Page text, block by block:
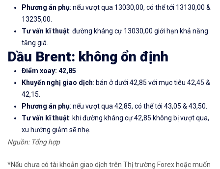
Phương án phụ: nếu vượt qua 13030,00, có thể tới 13130,00 &
13235,00.
Tư vấn kĩ thuật: đường kháng cự 13030,00 giới hạn khả năng
tăng giá.
Dầu Brent: không ổn định
Điểm xoay: 42,85
Khuyến nghị giao dịch: bán ở dưới 42,85 với mục tiêu 42,45 &
42,15.
Phương án phụ: nếu vượt qua 42,85, có thể tới 43,05 & 43,50.
Tư vấn kĩ thuật: khi đường kháng cự 42,85 không bị vượt qua,
xu hướng giảm sẽ nhẹ.
Nguồn: Tổng hợp
*Nếu chưa có tài khoản giao dịch trên Thị trường Forex hoặc muốn